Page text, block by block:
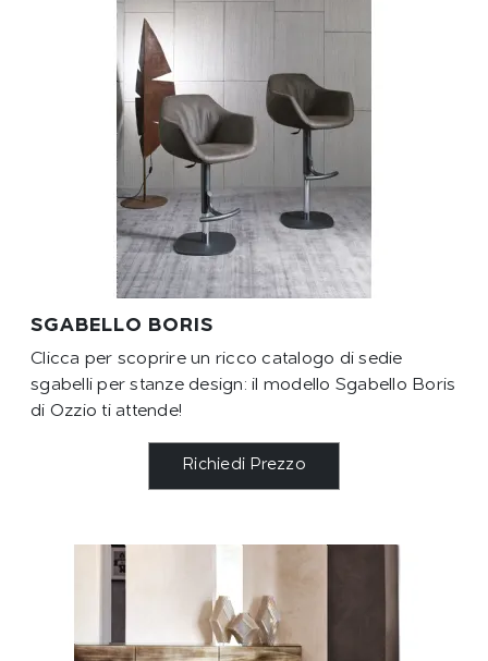
SGABELLO BORIS
Clicca per scoprire un ricco catalogo di sedie
sgabelli per stanze design: il modello Sgabello Boris
di Ozzio ti attende!
Richiedi Prezzo